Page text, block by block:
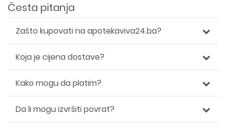
Česta pitanja
Zašto kupovati na apotekaviva24.ba?
Koja je cijena dostave?
Kako mogu da platim?
Da li mogu izvršiti povrat?